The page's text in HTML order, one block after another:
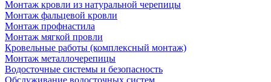
Монтаж кровли из натуральной черепицы
Монтаж фальцевой кровли
Монтаж профнастила
Монтаж мягкой провли
Кровельные работы (комплексный монтаж)
Монтаж металлочерепицы
Водосточные системы и безопасность
Обслуживание водосточных систем